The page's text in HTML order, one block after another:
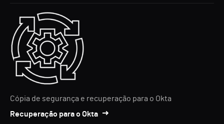
Cópia de segurança e recuperação para o Okta
Recuperação para o Okta